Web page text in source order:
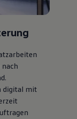
digital mit